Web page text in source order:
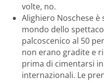
volte, no.
Alighiero Noschese
mondo dello
palcoscenico al 50
non erano gradite e
prima di cimentarsi
internazionali. Le